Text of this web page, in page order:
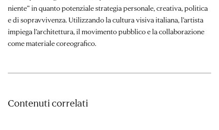
niente” in quanto potenziale strategia personale, creativa, politica
e di sopravvivenza. Utilizzando la cultura visiva italiana, l’artista
impiega l’architettura, il movimento pubblico e la collaborazione
come materiale coreografico.
Contenuti correlati